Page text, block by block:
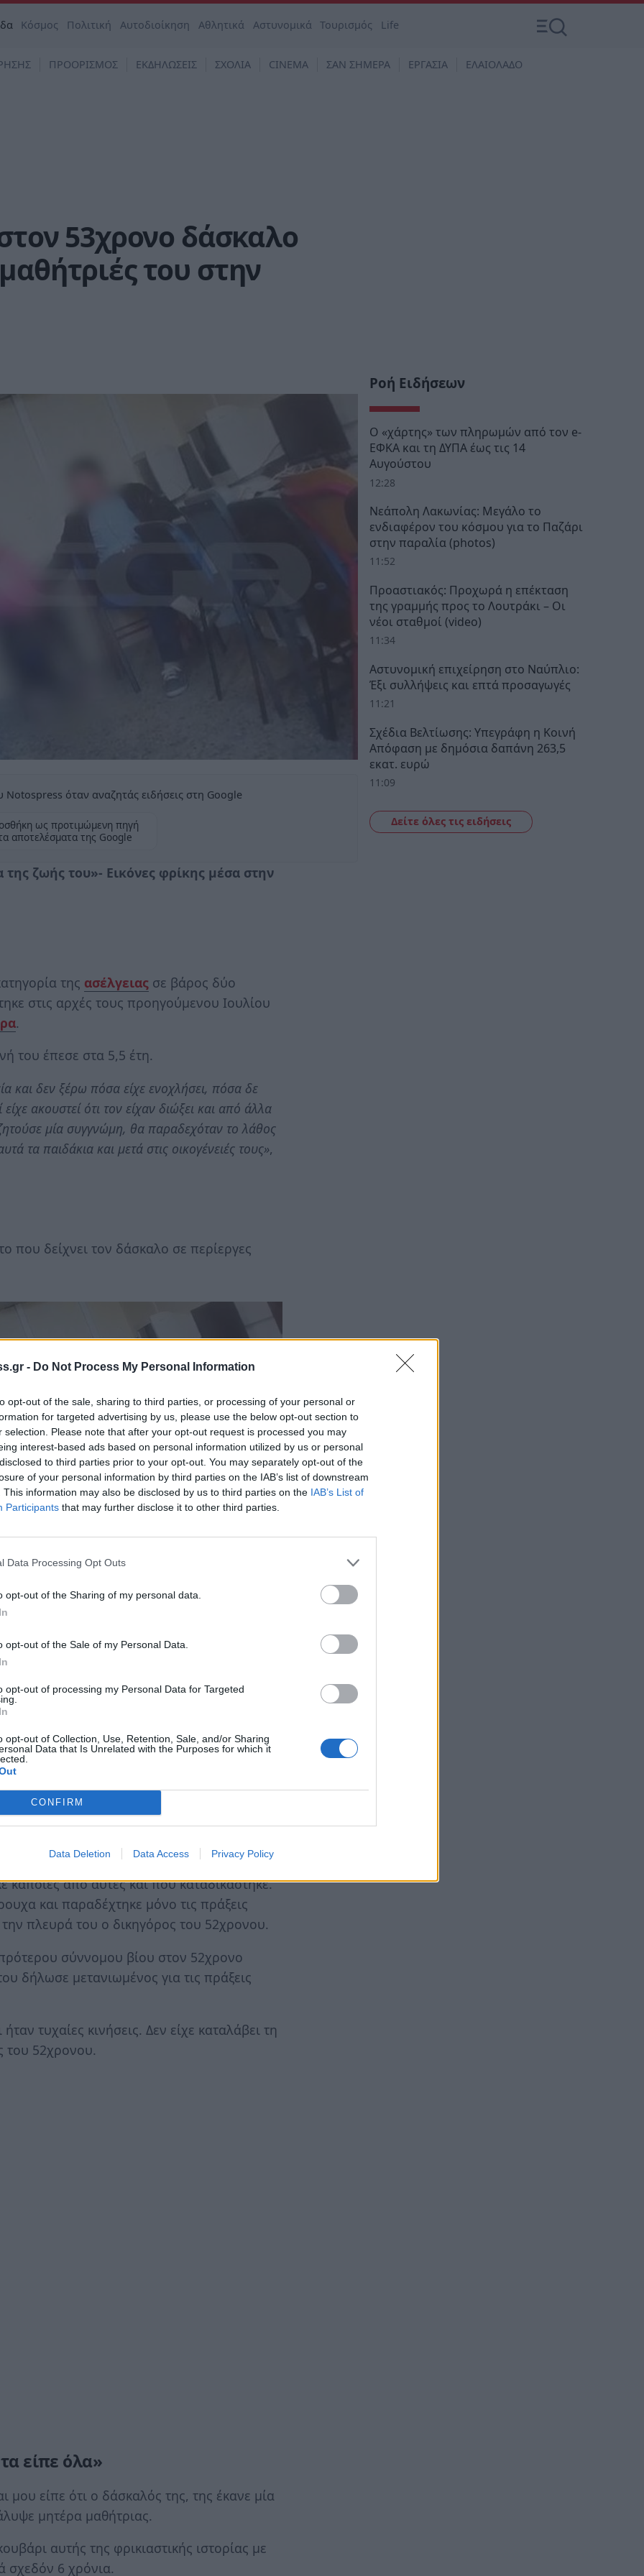
- Do Not Process My Personal Information
opt-out of the sale, sharing to third parties, or processing of your personal or
for targeted advertising by us, please use the below opt-out section to
selection. Please note that after your opt-out request is processed you may
interest-based ads based on personal information utilized by us or personal
to third parties prior to your opt-out. You may separately opt-out of the
of your personal information by third parties on the IAB’s list of downstream
This information may also be disclosed by us to third parties on the IAB’s List of
Participants that may further disclose it to other third parties.
Data Processing Opt Outs
opt-out of the Sharing of my personal data.
opt-out of the Sale of my Personal Data.
opt-out of processing my Personal Data for Targeted
opt-out of Collection, Use, Retention, Sale, and/or Sharing
Data that Is Unrelated with the Purposes for which it
CONFIRM
Data Deletion Data Access Privacy Policy
Κόσμος Πολιτική Αυτοδιοίκηση Αθλητικά Αστυνομικά Τουρισμός Life
ΠΡΟΟΡΙΣΜΟΣ ΕΚΔΗΛΩΣΕΙΣ ΣΧΟΛΙΑ CINEMA ΣΑΝ ΣΗΜΕΡΑ ΕΡΓΑΣΙΑ ΕΛΑΙΟΛΑΔΟ
53χρονο δάσκαλο
του στην
όταν αναζητάς ειδήσεις στη Google
ως προτιμώμενη πηγή
αποτελέσματα της Google
της ζωής του»- Εικόνες φρίκης μέσα στην
της ασέλγειας σε βάρος δύο
στις αρχές τους προηγούμενου Ιουλίου
.
του έπεσε στα 5,5 έτη.
και δεν ξέρω πόσα είχε ενοχλήσει, πόσα δε
ακουστεί ότι τον είχαν διώξει και από άλλα
μία συγγνώμη, θα παραδεχόταν το λάθος
τα παιδάκια και μετά στις οικογένειές τους»,
που δείχνει τον δάσκαλο σε περίεργες
είναι ένας δάσκαλος, φιλικός με τα
βαθμό» λέει μητέρα μαθήτριας.
9 ετών βίωσε τα όσα φρικιαστικά
δημοτικού, ο 52χρονος δάσκαλος
και εκδρομές. Όταν πια κέρδισε την
γόνατά του και να τη θωπεύει σε διάφορα
ήταν πιο επίμονος πιστεύω.
και σε ένα άλλο 12χρονο κοριτσάκι,
τους γονείς του τον κατήγγειλαν στην
κάποιες από αυτές και που καταδικάστηκε.
και παραδέχτηκε μόνο τις πράξεις
πλευρά του ο δικηγόρος του 52χρονου.
σύννομου βίου στον 52χρονο
δήλωσε μετανιωμένος για τις πράξεις
τυχαίες κινήσεις. Δεν είχε καταλάβει τη
του 52χρονου.
είπε όλα»
είπε ότι ο δάσκαλός της, της έκανε μία
μητέρα μαθήτριας.
αυτής της φρικιαστικής ιστορίας με
σχεδόν 6 χρόνια.
Ροή Ειδήσεων
Ο «χάρτης» των πληρωμών από τον e-
ΕΦΚΑ και τη ΔΥΠΑ έως τις 14
Αυγούστου
12:28
Νεάπολη Λακωνίας: Μεγάλο το
ενδιαφέρον του κόσμου για το Παζάρι
στην παραλία (photos)
11:52
Προαστιακός: Προχωρά η επέκταση
της γραμμής προς το Λουτράκι – Οι
νέοι σταθμοί (video)
11:34
Αστυνομική επιχείρηση στο Ναύπλιο:
Έξι συλλήψεις και επτά προσαγωγές
11:21
Σχέδια Βελτίωσης: Υπεγράφη η Κοινή
Απόφαση με δημόσια δαπάνη 263,5
εκατ. ευρώ
11:09
Δείτε όλες τις ειδήσεις